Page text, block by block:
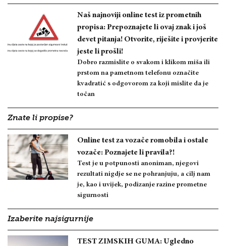
Naš najnoviji online test iz prometnih
propisa: Prepoznajete li ovaj znak i još
devet pitanja! Otvorite, riješite i provjerite
jeste li prošli!
Dobro razmislite o svakom i klikom miša ili
prstom na pametnom telefonu označite
kvadratić s odgovorom za koji mislite da je
točan
Znate li propise?
Online test za vozače romobila i ostale
vozače: Poznajete li pravila?!
Test je u potpunosti anoniman, njegovi
rezultati nigdje se ne pohranjuju, a cilj nam
je, kao i uvijek, podizanje razine prometne
sigurnosti
Izaberite najsigurnije
TEST ZIMSKIH GUMA: Ugledno